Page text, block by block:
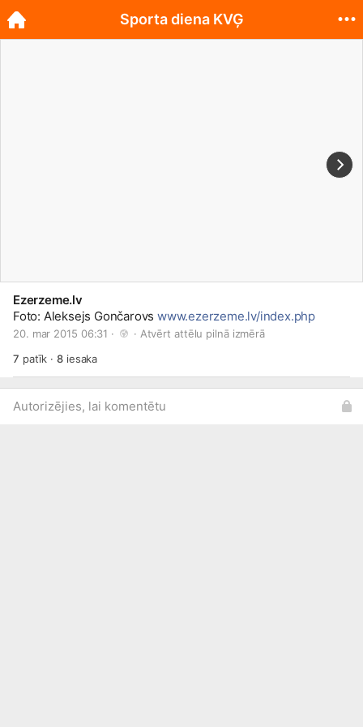
Ezerzeme.lv
Foto: Aleksejs Gončarovswww.ezerzeme.lv/index.php
20. mar 2015 06:31 · · Atvērt attēlu pilnā izmērā
7 patīk ·8iesaka
Autorizējies, lai komentētu
Sporta diena KVĢ